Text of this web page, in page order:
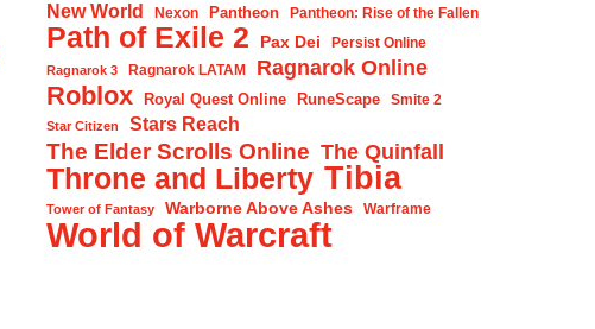
New World Nexon Pantheon Pantheon: Rise of the Fallen
Path of Exile 2 Pax Dei Persist Online
Ragnarok 3 Ragnarok LATAM Ragnarok Online
Roblox Royal Quest Online RuneScape Smite 2
Star Citizen Stars Reach
The Elder Scrolls Online The Quinfall
Throne and Liberty Tibia
Tower of Fantasy Warborne Above Ashes Warframe
World of Warcraft